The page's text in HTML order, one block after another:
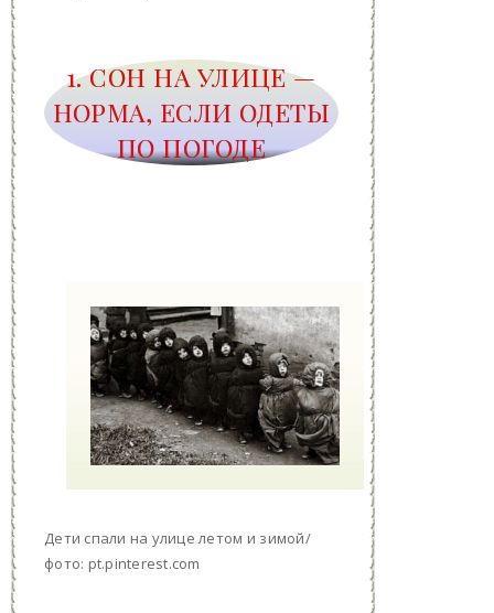
1. СОН НА УЛИЦЕ —
НОРМА, ЕСЛИ ОДЕТЫ
ПО ПОГОДЕ
Дети спали на улице летом и зимой/
фото: pt.pinterest.com